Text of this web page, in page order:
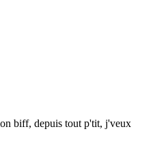
biff, depuis tout p'tit, j'veux